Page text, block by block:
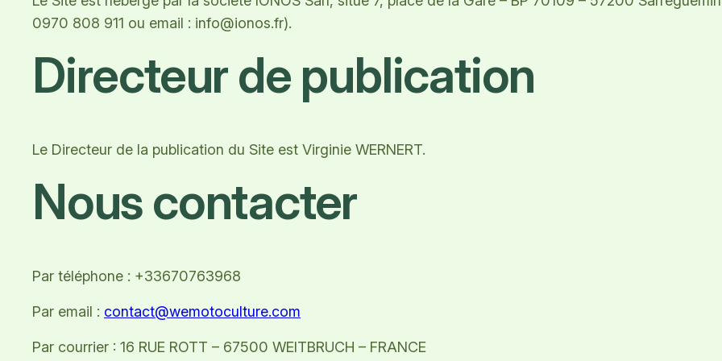
0970 808 911 ou email : info@ionos.fr).
Directeur de publication
Le Directeur de la publication du Site est Virginie WERNERT.
Nous contacter
Par téléphone : +33670763968
Par email : contact@wemotoculture.com
Par courrier : 16 RUE ROTT – 67500 WEITBRUCH – FRANCE